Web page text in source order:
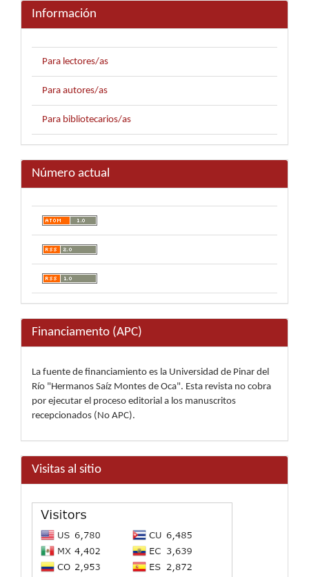
Información
Para lectores/as
Para autores/as
Para bibliotecarios/as
Número actual
Financiamento (APC)
La fuente de financiamiento es la Universidad de Pinar del
Río "Hermanos Saíz Montes de Oca". Esta revista no cobra
por ejecutar el proceso editorial a los manuscritos
recepcionados (No APC).
Visitas al sitio